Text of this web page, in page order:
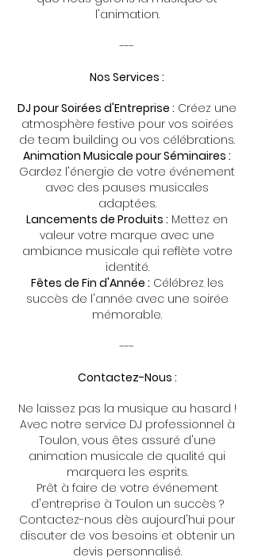
l'animation.
---
Nos Services :
DJ pour Soirées d'Entreprise : Créez une
atmosphère festive pour vos soirées
de team building ou vos célébrations.
Animation Musicale pour Séminaires :
Gardez l'énergie de votre événement
avec des pauses musicales
adaptées.
Lancements de Produits : Mettez en
valeur votre marque avec une
ambiance musicale qui reflète votre
identité.
Fêtes de Fin d'Année : Célébrez les
succès de l'année avec une soirée
mémorable.
---
Contactez-Nous :
Ne laissez pas la musique au hasard !
Avec notre service DJ professionnel à
Toulon, vous êtes assuré d'une
animation musicale de qualité qui
marquera les esprits.
Prêt à faire de votre événement
d'entreprise à Toulon un succès ?
Contactez-nous dès aujourd'hui pour
discuter de vos besoins et obtenir un
devis personnalisé.